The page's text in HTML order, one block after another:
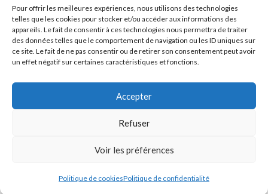
Pour offrir les meilleures expériences, nous utilisons des technologies
telles que les cookies pour stocker et/ou accéder aux informations des
appareils. Le fait de consentir à ces technologies nous permettra de traiter
des données telles que le comportement de navigation ou les ID uniques sur
ce site. Le fait de ne pas consentir ou de retirer son consentement peut avoir
un effet négatif sur certaines caractéristiques et fonctions.
Accepter
Refuser
Voir les préférences
Politique de cookiesPolitique de confidentialité
© 2026 Gîte Calme & Accueillant – Tous
Loire • Vallée de la Loire